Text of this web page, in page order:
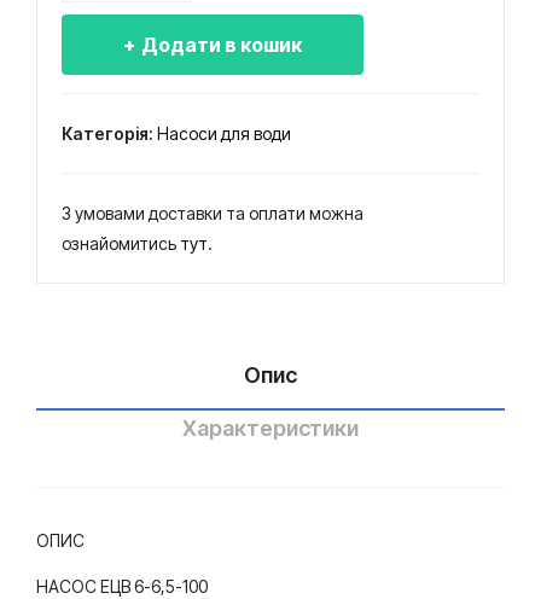
6-
100
Додати в кошик
Категорія: Насоси для води
З умовами доставки та оплати можна
ознайомитись тут.
Опис
Характеристики
ОПИС
НАСОС ЕЦВ 6-6,5-100